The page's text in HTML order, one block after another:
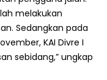
melakukan
Sedangkan pada
KAI Divre I
sebidang,” ungkap